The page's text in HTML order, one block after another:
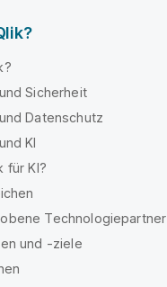
Sicherheit
Datenschutz
KI
für KI?
Technologiepartner
und -ziele